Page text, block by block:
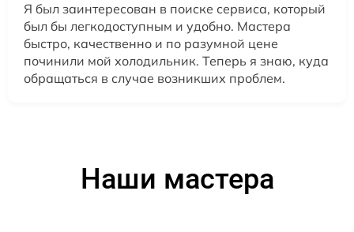
Я был заинтересован в поиске сервиса, который
был бы легкодоступным и удобно. Мастера
быстро, качественно и по разумной цене
починили мой холодильник. Теперь я знаю, куда
обращаться в случае возникших проблем.
Наши мастера